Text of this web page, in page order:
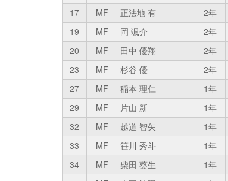
17
MF 正法地 有 2年
19
MF 岡 颯介 2年
20
MF 田中 優翔 2年
23
MF 杉谷 優 2年
27
MF 稲本 理仁 1年
29
MF 片山 新 1年
32
MF 越道 智矢 1年
33
MF 笹川 秀斗 1年
34
MF 柴田 葵生 1年